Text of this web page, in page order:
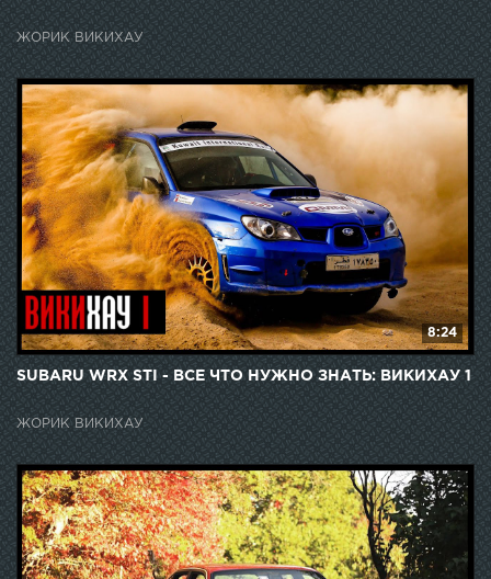
ЖОРИК ВИКИХАУ
8:24
SUBARU WRX STI - ВСЕ ЧТО НУЖНО ЗНАТЬ: ВИКИХАУ 1
ЖОРИК ВИКИХАУ